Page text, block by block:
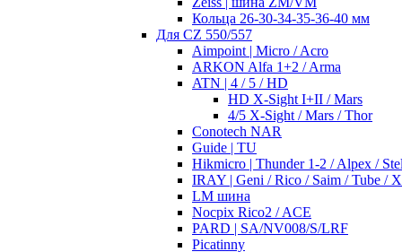
Кольца 26-30-34-35-36-40 мм
Для CZ 550/557
Aimpoint | Micro / Acro
ARKON Alfa 1+2 / Arma
ATN | 4 / 5 / HD
HD X-Sight I+II / Mars
4/5 X-Sight / Mars / Thor
Conotech NAR
Guide | TU
Hikmicro | Thunder 1-2 / Alpex /
IRAY | Geni / Rico / Saim / Tube /
LM шина
Nocpix Rico2 / ACE
PARD | SA/NV008/S/LRF
Picatinny